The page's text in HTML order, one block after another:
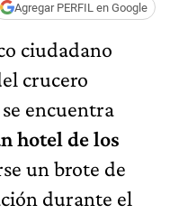
Agregar PERFIL en Google
ciudadano
crucero
se encuentra
hotel de los
un brote de
durante el